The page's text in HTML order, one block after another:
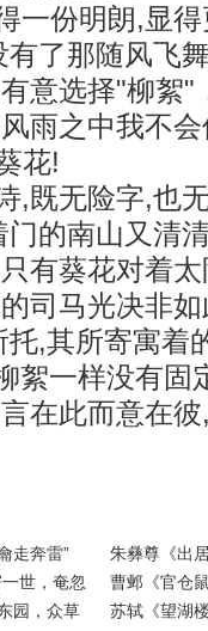
一份明朗,显
了那随风飞
意选择"柳絮"
雨之中我不
花!
无险字,也无
的南山又清
有葵花对着
司马光决非
,其所寄寓着
絮一样没有固
在此而意在
走奔雷”
朱彝尊《出
世，奄忽
曹邺《官仓
园，众草
苏轼《望湖